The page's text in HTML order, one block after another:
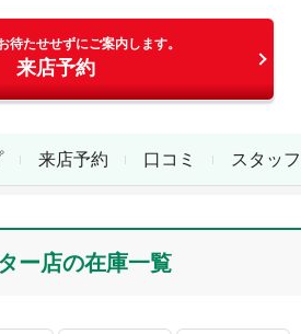
待たせせずにご案内します。
来店予約
来店予約 口コミ スタッフ
ー店の在庫一覧